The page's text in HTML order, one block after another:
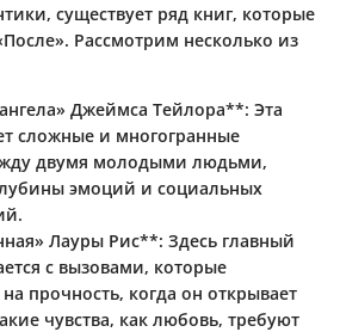
существует ряд книг, которые
Рассмотрим несколько из
Джеймса Тейлора**: Эта
сложные и многогранные
двумя молодыми людьми,
эмоций и социальных
Лауры Рис**: Здесь главный
с вызовами, которые
прочность, когда он открывает
чувства, как любовь, требуют